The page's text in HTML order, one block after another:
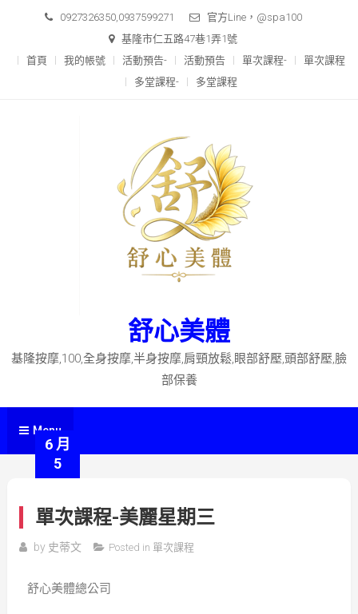
0927326350,0937599271
官方Line，@spa100
基隆市仁五路47巷1弄1號
首頁
我的帳號 活動預告- 活動預告 單次課程-
單次課程
多堂課程-
多堂課程
舒心美體
基隆按摩,100,全身按摩,半身按摩,肩頸放鬆,眼部舒壓,頭部舒壓,臉
部保養
Menu
6 月
5
單次課程-美麗星期三
by 史蒂文 Posted in 單次課程
舒心美體總公司